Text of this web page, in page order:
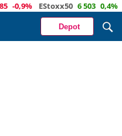
-0,9% EStoxx50 6 503 0,4%
Depot